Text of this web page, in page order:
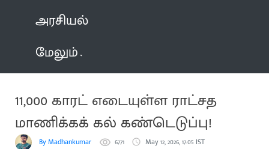
அரசியல்
மேலும்
11,000 காரட் எடையுள்ள ராட்சத
மாணிக்கக் கல் கண்டெடுப்பு!
By Madhankumar 6771 May 12, 2026, 17:05 IST